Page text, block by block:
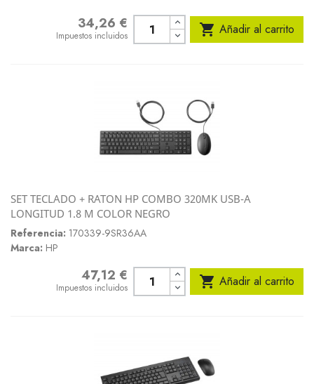
Precio34,26 €
Impuestos incluidos  Añadir al carrito
SET TECLADO + RATON HP COMBO 320MK USB-A
LONGITUD 1.8 M COLOR NEGRO
Referencia: 170339-9SR36AA
Marca: HP
Precio47,12 €
Impuestos incluidos  Añadir al carrito